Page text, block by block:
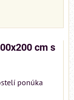
cm s
ponúka